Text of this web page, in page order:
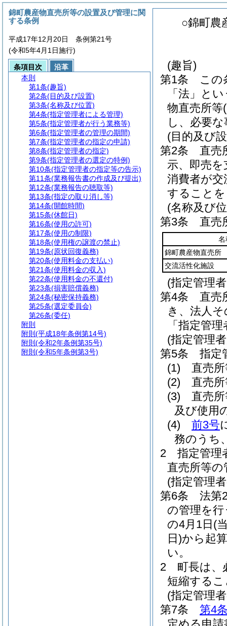
○錦町農
(趣旨)
第1条
この
「法」と
物直売所等
し、必要
(目的及び
第2条
直売
示、即売
消費者が
すること
(名称及び
第3条
直売
名
錦町農産物直売所
交流活性化施設
(指定管理
第4条
直売
き、法人
「指定管
(指定管理
第5条
指定
(1)
直売
(2)
直売
(3)
直売
及び使用
(4)
前3号
務のうち
2
指定管理
直売所等
(指定管理
第6条
法第
の管理を
の4月1日 (
日)から起
い。
2
町長は、
短縮する
(指定管理
第7条
第4
錦町農産物直売所等の設置及び管理に関
する条例
平成17年12月20日 条例第21号
(令和5年4月1日施行)
条項目次
沿革
本則
第1条(趣旨)
第2条(目的及び設置)
第3条(名称及び位置)
第4条(指定管理者による管理)
第5条(指定管理者が行う業務等)
第6条(指定管理者の管理の期間)
第7条(指定管理者の指定の申請)
第8条(指定管理者の指定)
第9条(指定管理者の選定の特例)
第10条(指定管理者の指定等の告示)
第11条(業務報告書の作成及び提出)
第12条(業務報告の聴取等)
第13条(指定の取り消し等)
第14条(開館時間)
第15条(休館日)
第16条(使用の許可)
第17条(使用の制限)
第18条(使用権の譲渡の禁止)
第19条(原状回復義務)
第20条(使用料金の支払い)
第21条(使用料金の収入)
第22条(使用料金の不還付)
第23条(損害賠償義務)
第24条(秘密保持義務)
第25条(選定委員会)
第26条(委任)
附則
附則 (平成18年条例第14号)
附則 (令和2年条例第35号)
附則 (令和5年条例第3号)